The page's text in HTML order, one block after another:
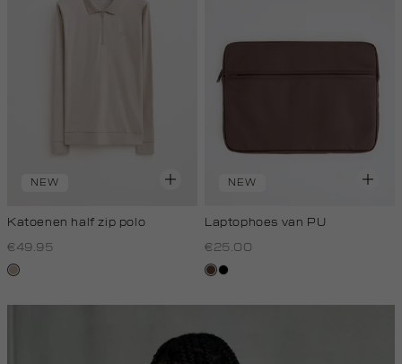
NEW
Katoenen half zip polo
€49.95
kit,
NEW
Laptophoes van PU
€25.00
donkerbruin
zwart